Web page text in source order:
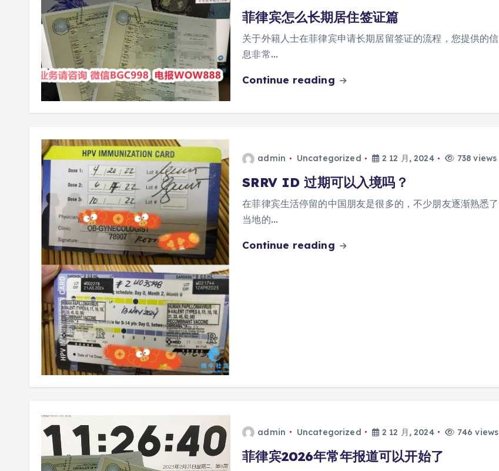
菲律宾怎么长期居住签证篇
关于外籍人士在菲律宾申请长期居留签证的流程，您提供的信
息非常…
Continue reading
admin Uncategorized 2 12 月, 2024 738 views
SRRV ID 过期可以入境吗？
在菲律宾生活停留的中国朋友是很多的，不少朋友逐渐熟悉了
当地的…
Continue reading
admin Uncategorized 2 12 月, 2024 746 views
菲律宾2026年常年报道可以开始了